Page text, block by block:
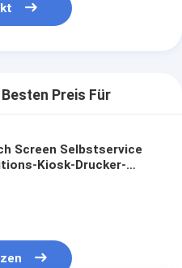
Preis Für
Screen Selbstservice
Kiosk-Drucker-